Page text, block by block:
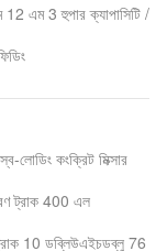
এম 3 হুপার ক্যাপাসিটি /
লোডিং কংক্রিট মিক্সার
ট্রাক 400 এল
ট্রাক 10 ডব্লিউএইচডব্লু 76